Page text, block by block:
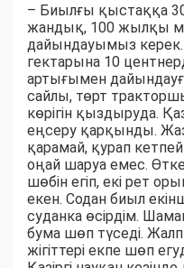
– Биылғы қыстаққа
жандық, 100 жылқы
дайындауымыз
гектарына 10
артығымен
сайлы, төрт
көрігін қыздыруда.
еңсеру қарқынды.
қарамай, қурап
оңай шаруа емес.
шөбін егіп, екі рет
екен. Содан биыл
суданка өсірдім.
бума шөп түседі.
жігіттері екпе шөп